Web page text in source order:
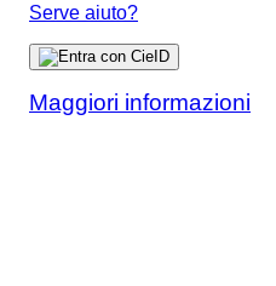
Serve aiuto?
Maggiori informazioni